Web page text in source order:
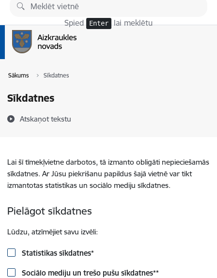
Pāriet uz lapas saturu
Spied Enter lai meklētu
Sākums Sīkdatnes
Sīkdatnes
Atskaņot tekstu
Lai šī tīmekļvietne darbotos, tā izmanto obligāti nepieciešamās
sīkdatnes. Ar Jūsu piekrišanu papildus šajā vietnē var tikt
izmantotas statistikas un sociālo mediju sīkdatnes.
Pielāgot sīkdatnes
Lūdzu, atzīmējiet savu izvēli:
Statistikas sīkdatnes*
Sociālo mediju un trešo pušu sīkdatnes**